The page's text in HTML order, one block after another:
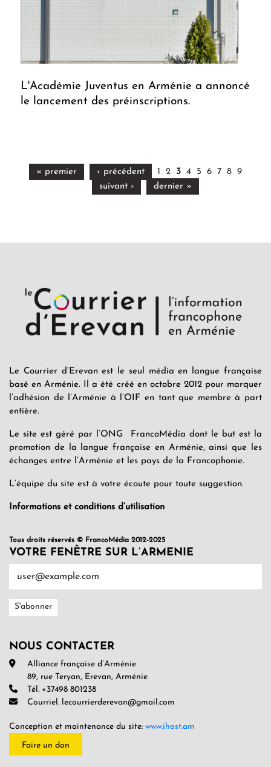
L'Académie Juventus en Arménie a annoncé
le lancement des préinscriptions.
« premier ‹ précédent 1 2 3 4 5 6 7 8 9
suivant ›
dernier »
Le Courrier d’Erevan est le seul média en langue française
basé en Arménie. Il a été créé en octobre 2012 pour marquer
l’adhésion de l’Arménie à l’OIF en tant que membre à part
entière.
Le site est géré par l’ONG FrancoMédia dont le but est la
promotion de la langue française en Arménie, ainsi que les
échanges entre l’Arménie et les pays de la Francophonie.
L’équipe du site est à votre écoute pour toute suggestion.
Informations et conditions d’utilisation
Tous droits réservés © FrancoMédia 2012-2025
VOTRE FENÊTRE SUR L’ARMENIE
NOUS CONTACTER
Alliance française d’Arménie
89, rue Teryan, Erevan, Arménie
Tél. +37498 801238
Courriel. lecourrierderevan@gmail.com
Conception et maintenance du site: www.ihost.am
Faire un don